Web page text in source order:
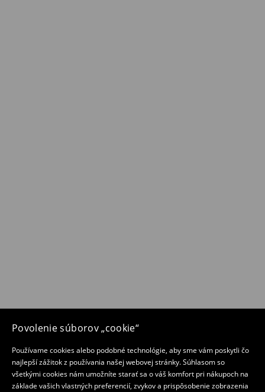
Povolenie súborov „cookie“
Používame cookies alebo podobné technológie, aby sme vám poskytli čo
najlepší zážitok z používania našej webovej stránky. Súhlasom so
všetkými cookies nám umožníte starať sa o váš komfort pri nákupoch na
základe vašich vlastných preferencií, zvykov a prispôsobenie zobrazenia